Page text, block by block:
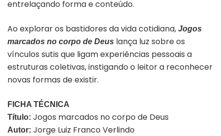
entrelaçando forma e conteúdo.
Ao explorar os bastidores da vida cotidiana, Jogos
marcados no corpo de Deus lança luz sobre os
vínculos sutis que ligam experiências pessoais a
estruturas coletivas, instigando o leitor a reconhecer
novas formas de existir.
FICHA TÉCNICA
Título: Jogos marcados no corpo de Deus
Autor: Jorge Luiz Franco Verlindo